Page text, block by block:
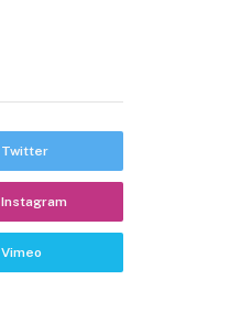
Twitter
Instagram
Vimeo